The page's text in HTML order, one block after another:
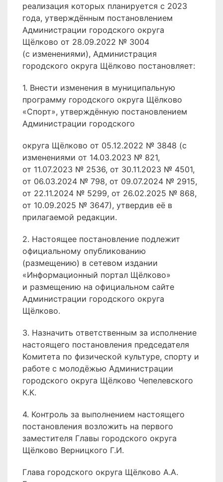
реализация которых планируется с 2023
года, утверждённым постановлением
Администрации городского округа
Щёлково от 28.09.2022 № 3004
(с изменениями), Администрация
городского округа Щёлково постановляет:
1. Внести изменения в муниципальную
программу городского округа Щёлково
«Спорт», утверждённую постановлением
Администрации городского
округа Щёлково от 05.12.2022 № 3848 (с
изменениями от 14.03.2023 № 821,
от 11.07.2023 № 2536, от 30.11.2023 № 4501,
от 06.03.2024 № 798, от 09.07.2024 № 2915,
от 22.11.2024 № 5299, от 26.02.2025 № 868,
от 10.09.2025 № 3647), утвердив её в
прилагаемой редакции.
2. Настоящее постановление подлежит
официальному опубликованию
(размещению) в сетевом издании
«Информационный портал Щёлково»
и размещению на официальном сайте
Администрации городского округа
Щёлково.
3. Назначить ответственным за исполнение
настоящего постановления председателя
Комитета по физической культуре, спорту и
работе с молодёжью Администрации
городского округа Щёлково Чепелевского
К.К.
4. Контроль за выполнением настоящего
постановления возложить на первого
заместителя Главы городского округа
Щёлково Верницкого Г.И.
Глава городского округа Щёлково А.А.